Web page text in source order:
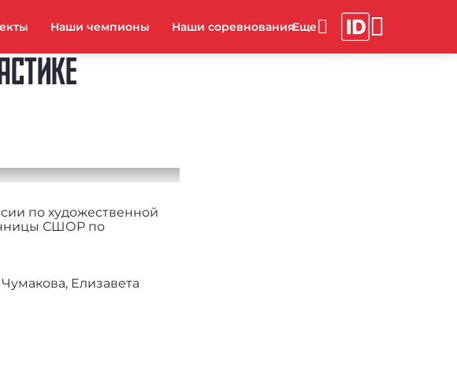
Наши чемпионы Наши соревнования
по художественной
СШОР по
Елизавета